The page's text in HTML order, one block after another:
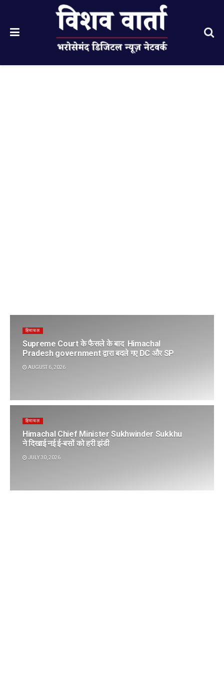
हिमाचल
Supreme Court के फैसले के बाद Himachal
Pradesh government द्वारा बदले गए DC और SP
AUGUST 6, 2026
हिमाचल
Himachal Chief Minister Sukhwinder Sukkhu
ने दिखाई नई ई-बसों को हरी झंडी
JULY 30, 2026